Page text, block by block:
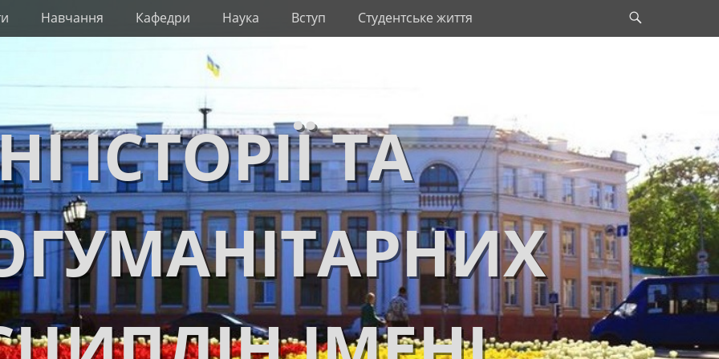
Навчання Кафедри Наука Вступ Студентське життя
ІСТОРІЇ ТА